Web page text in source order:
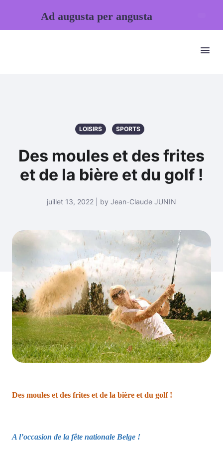
LOISIRS SPORTS
Des moules et des frites
et de la bière et du golf !
juillet 13, 2022 | by Jean-Claude JUNIN
Des moules et des frites et de la bière et du golf !
A l’occasion de la fête nationale Belge !
Ad augusta per angusta